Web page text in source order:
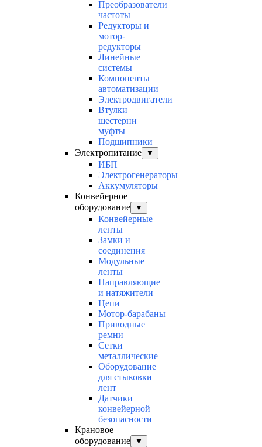
Преобразователи
частоты
Редукторы и
мотор-
редукторы
Линейные
системы
Компоненты
автоматизации
Электродвигатели
Втулки
шестерни
муфты
Подшипники
Электропитание
▼
ИБП
Электрогенераторы
Аккумуляторы
Конвейерное
оборудование
▼
Конвейерные
ленты
Замки и
соединения
Модульные
ленты
Направляющие
и натяжители
Цепи
Мотор-барабаны
Приводные
ремни
Сетки
металлические
Оборудование
для стыковки
лент
Датчики
конвейерной
безопасности
Крановое
оборудование
▼